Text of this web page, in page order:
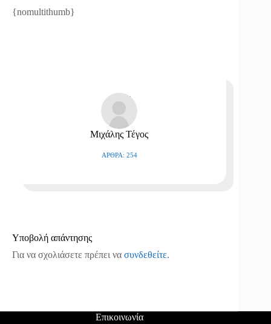
{nomultithumb}
Μιχάλης Τέγος
ΆΡΘΡΑ: 254
Υποβολή απάντησης
Για να σχολιάσετε πρέπει να συνδεθείτε.
Επικοινωνία